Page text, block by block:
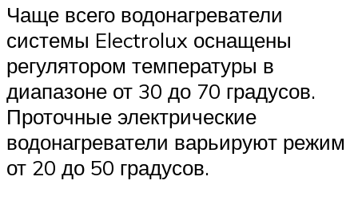
Чаще всего водонагреватели
системы Electrolux оснащены
регулятором температуры в
диапазоне от 30 до 70 градусов.
Проточные электрические
водонагреватели варьируют режим
от 20 до 50 градусов.